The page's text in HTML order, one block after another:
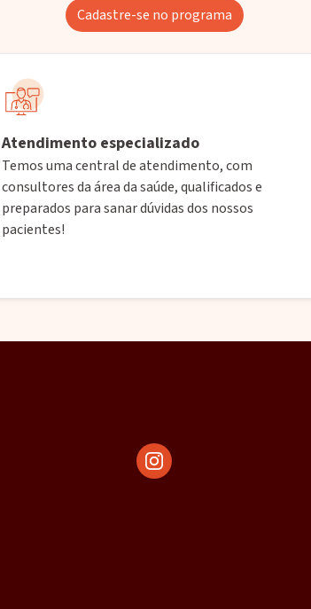
Cadastre-se no programa
Atendimento especializado
Temos uma central de atendimento, com
consultores da área da saúde, qualificados e
preparados para sanar dúvidas dos nossos
pacientes!